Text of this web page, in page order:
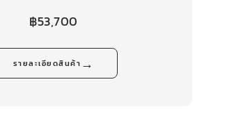
฿53,700
รายละเอียดสินค้า →